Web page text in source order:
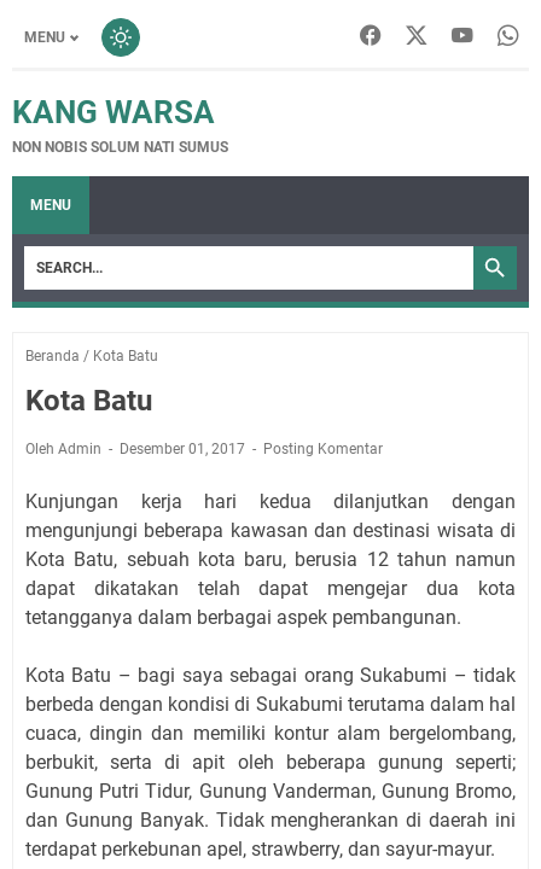
MENU
KANG WARSA
NON NOBIS SOLUM NATI SUMUS
MENU
Beranda / Kota Batu
Kota Batu
Oleh Admin Desember 01, 2017 Posting Komentar
Kunjungan kerja hari kedua dilanjutkan dengan
mengunjungi beberapa kawasan dan destinasi wisata di
Kota Batu, sebuah kota baru, berusia 12 tahun namun
dapat dikatakan telah dapat mengejar dua kota
tetangganya dalam berbagai aspek pembangunan.
Kota Batu – bagi saya sebagai orang Sukabumi – tidak
berbeda dengan kondisi di Sukabumi terutama dalam hal
cuaca, dingin dan memiliki kontur alam bergelombang,
berbukit, serta di apit oleh beberapa gunung seperti;
Gunung Putri Tidur, Gunung Vanderman, Gunung Bromo,
dan Gunung Banyak. Tidak mengherankan di daerah ini
terdapat perkebunan apel, strawberry, dan sayur-mayur.